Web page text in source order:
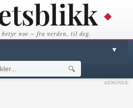
betyr noe – fra verden, til deg.
▼
🔍
ANNONSE